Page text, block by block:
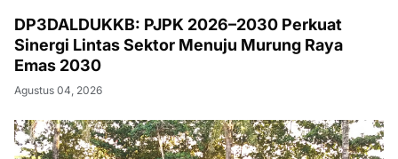
DP3DALDUKKB: PJPK 2026–2030 Perkuat
Sinergi Lintas Sektor Menuju Murung Raya
Emas 2030
Agustus 04, 2026